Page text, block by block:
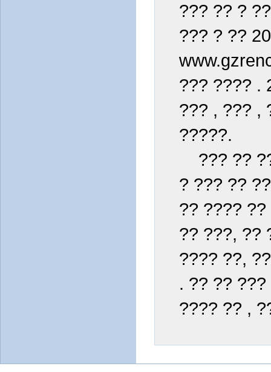
??? ?? ?
??? ? ??
??? ???? .
??? , ??? ,
?????.
??? ??
? ??? ??
?? ????
?? ???, ??
???? ??,
. ?? ??
???? ?? ,